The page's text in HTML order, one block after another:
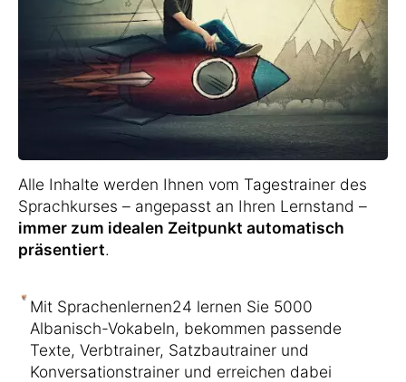
Alle Inhalte werden Ihnen vom Tagestrainer des
Sprachkurses – angepasst an Ihren Lernstand –
immer zum idealen Zeitpunkt automatisch
präsentiert.
Mit Sprachenlernen24 lernen Sie 5000
Albanisch-Vokabeln, bekommen passende
Texte, Verbtrainer, Satzbautrainer und
Konversationstrainer und erreichen dabei